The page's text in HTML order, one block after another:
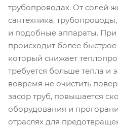
трубопроводах. От солей
сантехника,
и подобные аппараты. При
происходит более
который снижает
требуется больше тепла и
вовремя не очистить
засор труб, повышается
оборудования и
отраслях для